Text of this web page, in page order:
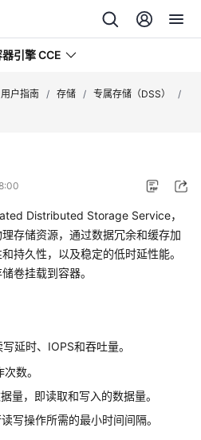
引擎 CCE
用户指南 / 存储 / 专属存储（DSS）
/
Distributed Storage Service，
存储资源，通过数据冗余和缓存加
持久性，以及稳定的低时延性能。
卷挂载到容器。
延时、IOPS和吞吐量。
数。
量，即读取和写入的数据量。
写操作所需的最小时间间隔。